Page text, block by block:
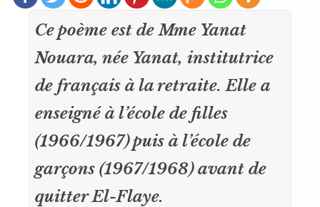
Ce poème est de Mme Yanat
Nouara, née Yanat, institutrice
de français à la retraite. Elle a
enseigné à l’école de filles
(1966/1967) puis à l’école de
garçons (1967/1968) avant de
quitter El-Flaye.